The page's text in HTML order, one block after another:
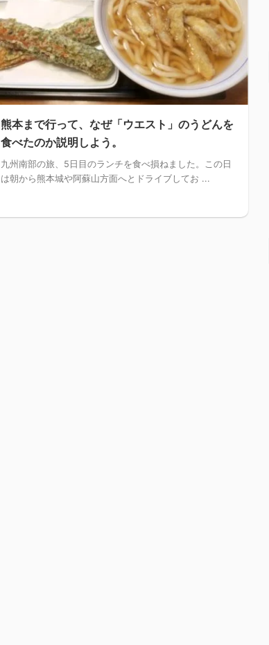
熊本まで行って、なぜ「ウエスト」のうどんを
食べたのか説明しよう。
九州南部の旅、5日目のランチを食べ損ねました。この日
は朝から熊本城や阿蘇山方面へとドライブしてお ...